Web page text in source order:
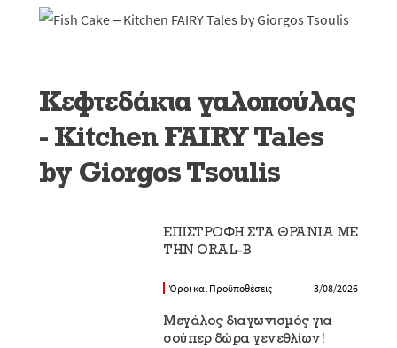
Κεφτεδάκια γαλοπούλας
- Kitchen FAIRY Tales
by Giorgos Tsoulis
EΠΙΣΤΡΟΦΗ ΣΤΑ ΘΡΑΝΙΑ ΜΕ
ΤΗΝ ORAL-B
Όροι και Προϋποθέσεις 3/08/2026
Μεγάλος διαγωνισμός για
σούπερ δώρα γενεθλίων!